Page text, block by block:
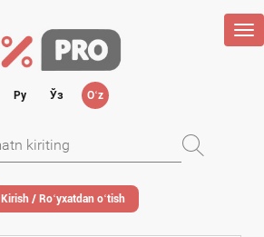
Ру Ўз Oʻz
Kirish / Roʻyхatdan oʻtish